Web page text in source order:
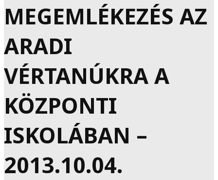
MEGEMLÉKEZÉS AZ
ARADI
VÉRTANÚKRA A
KÖZPONTI
ISKOLÁBAN –
2013.10.04.